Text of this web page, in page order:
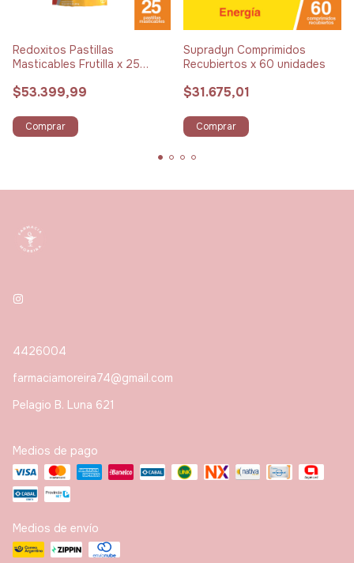
Redoxitos Pastillas
Masticables Frutilla x 25
$53.399,99
Comprar
Supradyn Comprimidos
Recubiertos x 60 unidades
$31.675,01
Comprar
4426004
farmaciamoreira74@gmail.com
Pelagio B. Luna 621
Medios de pago
Medios de envío